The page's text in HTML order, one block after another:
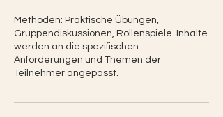
Methoden: Praktische Übungen,
Gruppendiskussionen, Rollenspiele. Inhalte
werden an die spezifischen
Anforderungen und Themen der
Teilnehmer angepasst.